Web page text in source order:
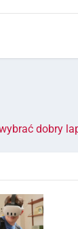
dobry